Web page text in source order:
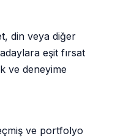
din veya diğer
eşit fırsat
ve deneyime
ve portfolyo